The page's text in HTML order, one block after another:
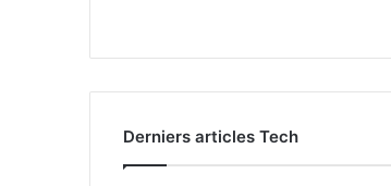
Derniers articles Tech